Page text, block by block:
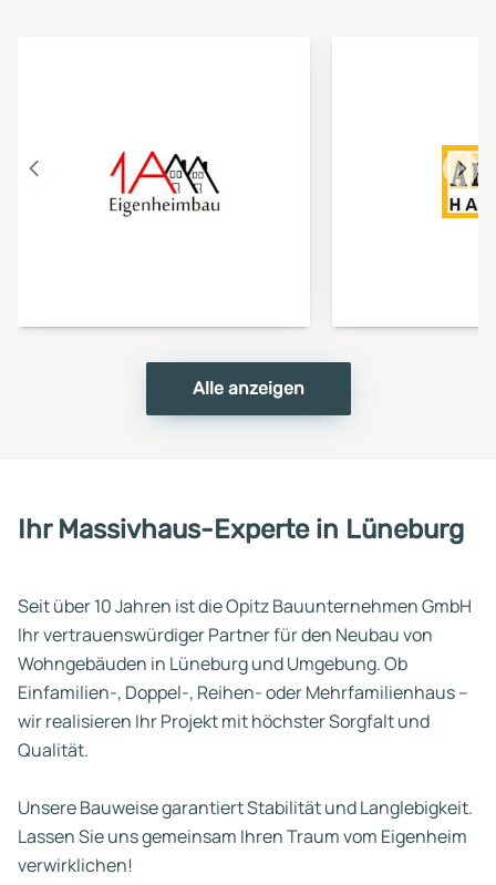
Alle anzeigen
Ihr Massivhaus-Experte in Lüneburg
Seit über 10 Jahren ist die Opitz Bauunternehmen GmbH
Ihr vertrauenswürdiger Partner für den Neubau von
Wohngebäuden in Lüneburg und Umgebung. Ob
Einfamilien-, Doppel-, Reihen- oder Mehrfamilienhaus –
wir realisieren Ihr Projekt mit höchster Sorgfalt und
Qualität.
Unsere Bauweise garantiert Stabilität und Langlebigkeit.
Lassen Sie uns gemeinsam Ihren Traum vom Eigenheim
verwirklichen!